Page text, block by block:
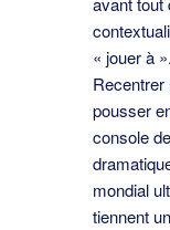
« jouer à ».
Recentrer
pousser
console
mondial
tiennent